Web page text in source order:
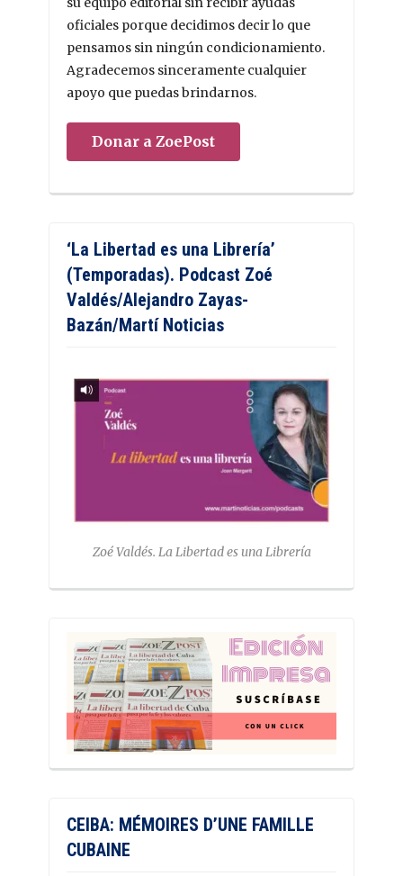
oficiales porque decidimos decir lo que
pensamos sin ningún condicionamiento.
Agradecemos sinceramente cualquier
apoyo que puedas brindarnos.
Donar a ZoePost
‘La Libertad es una Librería’
(Temporadas). Podcast Zoé
Valdés/Alejandro Zayas-
Bazán/Martí Noticias
Zoé Valdés. La Libertad es una Librería
CEIBA: MÉMOIRES D’UNE FAMILLE
CUBAINE